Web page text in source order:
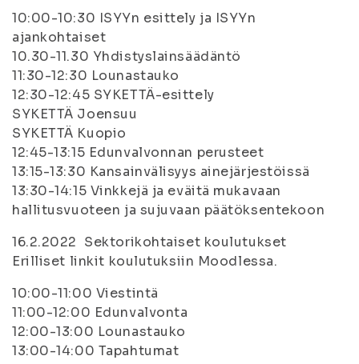
10:00-10:30 ISYYn esittely ja ISYYn
ajankohtaiset
10.30-11.30 Yhdistyslainsäädäntö
11:30-12:30 Lounastauko
12:30-12:45 SYKETTÄ-esittely
SYKETTÄ Joensuu
SYKETTÄ Kuopio
12:45-13:15 Edunvalvonnan perusteet
13:15-13:30 Kansainvälisyys ainejärjestöissä
13:30-14:15 Vinkkejä ja eväitä mukavaan
hallitusvuoteen ja sujuvaan päätöksentekoon
16.2.2022 Sektorikohtaiset koulutukset
Erilliset linkit koulutuksiin Moodlessa.
10:00-11:00 Viestintä
11:00-12:00 Edunvalvonta
12:00-13:00 Lounastauko
13:00-14:00 Tapahtumat